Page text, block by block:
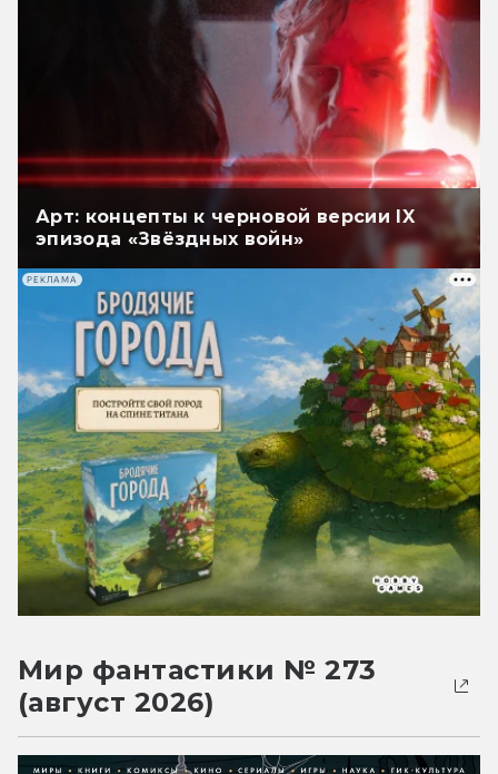
Арт: концепты к черновой версии IX
эпизода «Звёздных войн»
РЕКЛАМА
Мир фантастики № 273
(август 2026)